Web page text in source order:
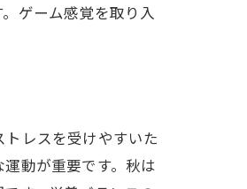
ゲーム感覚を取り入
レスを受けやすいた
動が重要です。秋は